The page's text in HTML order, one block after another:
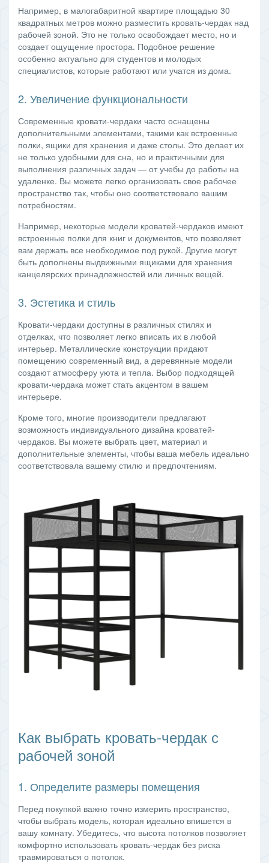
Например, в малогабаритной квартире площадью 30
квадратных метров можно разместить кровать-чердак над
рабочей зоной. Это не только освобождает место, но и
создает ощущение простора. Подобное решение
особенно актуально для студентов и молодых
специалистов, которые работают или учатся из дома.
2. Увеличение функциональности
Современные кровати-чердаки часто оснащены
дополнительными элементами, такими как встроенные
полки, ящики для хранения и даже столы. Это делает их
не только удобными для сна, но и практичными для
выполнения различных задач — от учебы до работы на
удаленке. Вы можете легко организовать свое рабочее
пространство так, чтобы оно соответствовало вашим
потребностям.
Например, некоторые модели кроватей-чердаков имеют
встроенные полки для книг и документов, что позволяет
вам держать все необходимое под рукой. Другие могут
быть дополнены выдвижными ящиками для хранения
канцелярских принадлежностей или личных вещей.
3. Эстетика и стиль
Кровати-чердаки доступны в различных стилях и
отделках, что позволяет легко вписать их в любой
интерьер. Металлические конструкции придают
помещению современный вид, а деревянные модели
создают атмосферу уюта и тепла. Выбор подходящей
кровати-чердака может стать акцентом в вашем
интерьере.
Кроме того, многие производители предлагают
возможность индивидуального дизайна кроватей-
чердаков. Вы можете выбрать цвет, материал и
дополнительные элементы, чтобы ваша мебель идеально
соответствовала вашему стилю и предпочтениям.
Как выбрать кровать-чердак с
рабочей зоной
1. Определите размеры помещения
Перед покупкой важно точно измерить пространство,
чтобы выбрать модель, которая идеально впишется в
вашу комнату. Убедитесь, что высота потолков позволяет
комфортно использовать кровать-чердак без риска
травмироваться о потолок.